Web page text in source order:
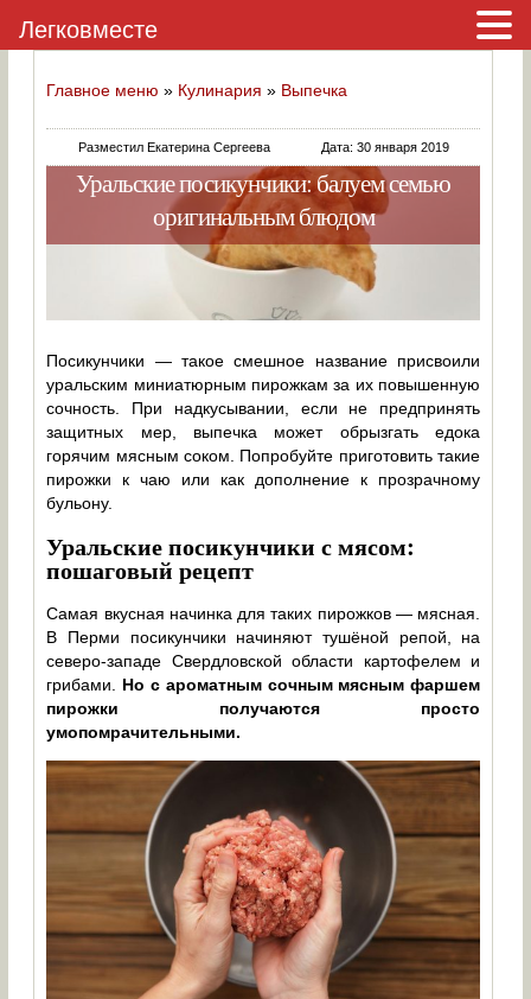
Главное меню » Кулинария » Выпечка
Разместил Екатерина Сергеева Дата: 30 января 2019
Уральские посикунчики: балуем семью
оригинальным блюдом
Посикунчики — такое смешное название присвоили
уральским миниатюрным пирожкам за их повышенную
сочность. При надкусывании, если не предпринять
защитных мер, выпечка может обрызгать едока
горячим мясным соком. Попробуйте приготовить такие
пирожки к чаю или как дополнение к прозрачному
бульону.
Уральские посикунчики с мясом:
пошаговый рецепт
Самая вкусная начинка для таких пирожков — мясная.
В Перми посикунчики начиняют тушёной репой, на
северо-западе Свердловской области картофелем и
грибами. Но с ароматным сочным мясным фаршем
пирожки получаются просто
умопомрачительными.
Легковместе